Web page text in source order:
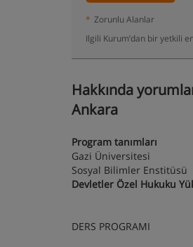
* Zorunlu Alanlar
Ilgili Kurum’dan bir yetkili
Hakkında
Ankara
Program tanımları
Gazi Üniversitesi
Sosyal Bilimler Enstitüsü
Devletler Özel Hukuku
DERS PROGRAMI